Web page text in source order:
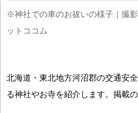
※神社での車のお祓いの様子｜撮
ットココム
北海道・東北地方河沼郡の交通安
る神社やお寺を紹介します。掲載